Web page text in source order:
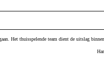
Het thuisspelende team dient de uitslag